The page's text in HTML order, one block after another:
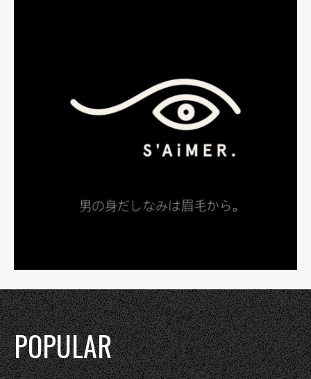
POPULAR